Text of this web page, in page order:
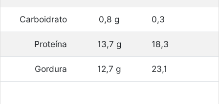
Carboidrato 0,8 g 0,3
Proteína 13,7 g 18,3
Gordura 12,7 g 23,1